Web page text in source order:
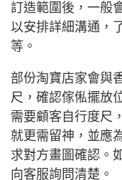
訂造範圍後，一般
以安排詳細溝通，
等。
部份淘寶店家會與
尺，確認傢俬擺放
需要顧客自行度尺
就更需留神，並應
求對方畫圖確認。
向客服詢問清楚。